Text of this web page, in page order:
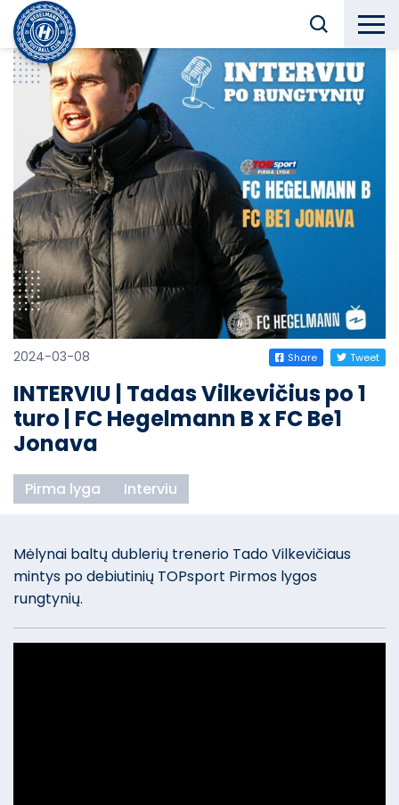
2024-03-08 Share Tweet
INTERVIU | Tadas Vilkevičius po 1
turo | FC Hegelmann B x FC Be1
Jonava
Pirma lyga Interviu
Mėlynai baltų dublerių trenerio Tado Vilkevičiaus
mintys po debiutinių TOPsport Pirmos lygos
rungtynių.